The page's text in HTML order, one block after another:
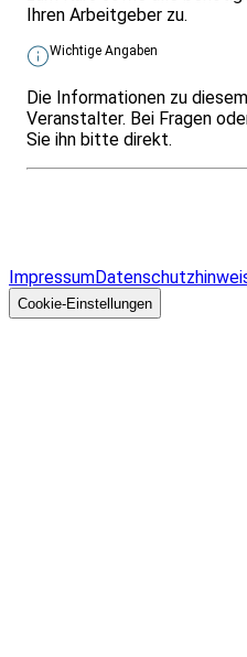
Ihren Arbeitgeber zu.
Wichtige Angaben
Die Informationen zu
Veranstalter. Bei Fragen
Sie ihn bitte direkt.
Impressum
Cookie-Einstellungen